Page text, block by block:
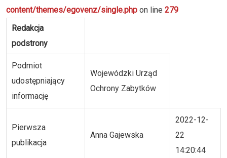
content/themes/egovenz/single.php on line 279
Redakcja
podstrony
Podmiot
udostępniający
informację
Wojewódzki Urząd
Ochrony Zabytków
Pierwsza
publikacja
Anna Gajewska
2022-12-
22
14:20:44